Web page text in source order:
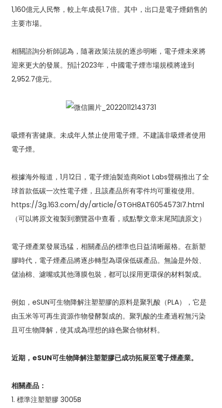
1,160億元人民幣，較上年成長1.7倍。其中，出口是電子煙銷售的
主要市場。
相關諮詢分析師認為，隨著政策法規的逐步明晰，電子煙未來將
迎來更大的發展。預計2023年，中國電子煙市場規模將達到
2,952.7億元。
吸煙有害健康。未成年人禁止使用電子煙。不建議非吸煙者使用
電子煙。
根據海外報道，1月12日，電子煙油製造商Riot Labs聲稱推出了全
球首款低碳一次性電子煙，且該產品所有零件均可重複使用。
https://3g.163.com/dy/article/GTGH8AT6054573I7.html
（可以將原文複製到瀏覽器中查看，或點擊文章末尾閱讀原文）
電子煙產業發展迅猛，相關產品的標準也日益清晰嚴格。在新塑
膠時代，電子煙產品將逐步轉型為環保低碳產品。無論是外殼、
儲油棉、濾嘴或其他薄膜包裝，都可以採用更環保的材料製成。
例如，eSUN可生物降解注塑塑膠的原料是聚乳酸（PLA），它是
由玉米等可再生資源作物發酵製成的。聚乳酸的生產過程無污染
且可生物降解，使其成為理想的綠色聚合物材料。
近期，eSUN可生物降解注塑塑膠已成功拓展至電子煙產業。
相關產品：
1. 標準注塑塑膠 3005B